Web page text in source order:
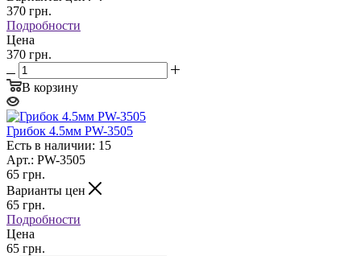
370 грн.
Подробности
Цена
370 грн.
В корзину
Грибок 4.5мм PW-3505
Есть в наличии: 15
Арт.: PW-3505
65 грн.
Варианты цен
65 грн.
Подробности
Цена
65 грн.